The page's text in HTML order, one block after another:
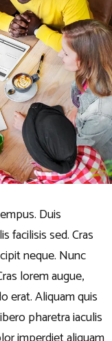
Duis
facilisis sed. Cras
neque. Nunc
lorem augue,
erat. Aliquam quis
pharetra iaculis